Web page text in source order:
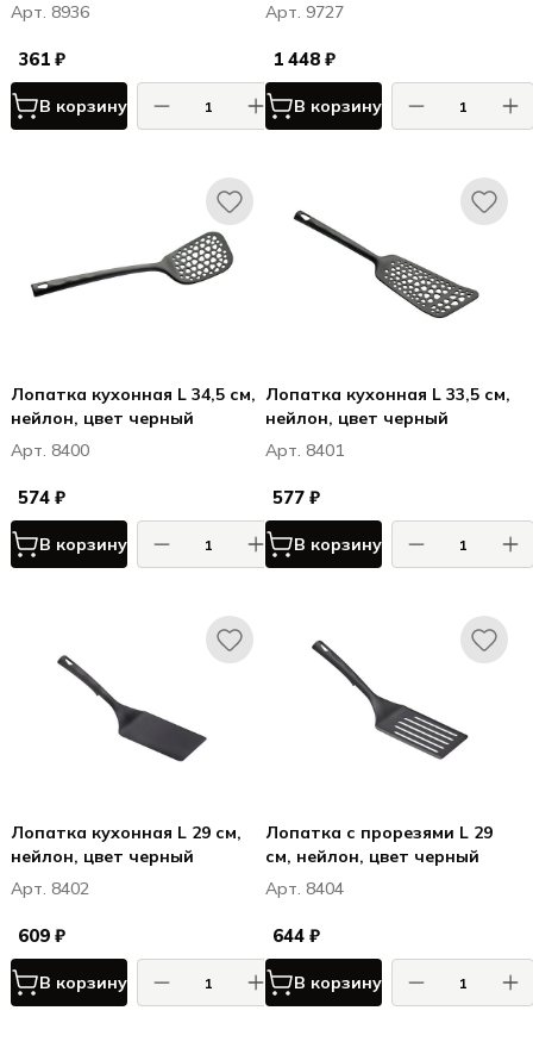
Арт. 8936
361 ₽
В корзину
Арт. 9727
1 448 ₽
В корзину
Лопатка кухонная L 34,5 см,
нейлон, цвет черный
Арт. 8400
574 ₽
В корзину
Лопатка кухонная L 33,5 см,
нейлон, цвет черный
Арт. 8401
577 ₽
В корзину
Лопатка кухонная L 29 см,
нейлон, цвет черный
Арт. 8402
609 ₽
В корзину
Лопатка с прорезями L 29
см, нейлон, цвет черный
Арт. 8404
644 ₽
В корзину